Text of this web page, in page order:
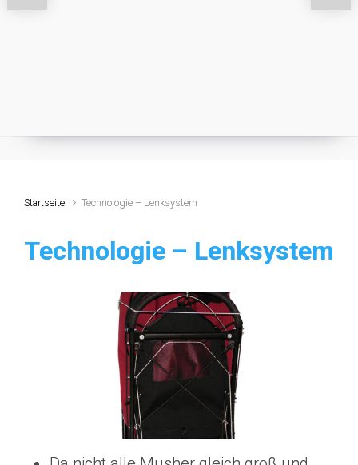
Startseite Technologie – Lenksystem
Technologie – Lenksystem